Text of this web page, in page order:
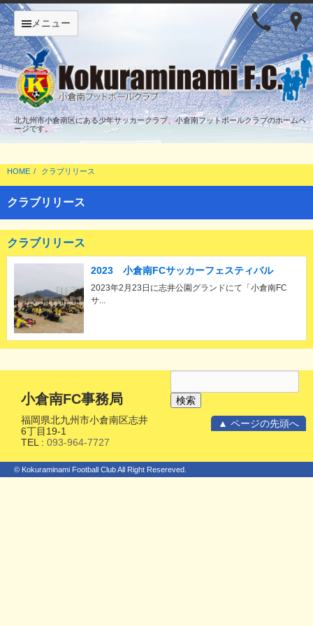
メニュー
北九州市小倉南区にある少年サッカークラブ、小倉南フットボールクラブのホームペ
ージです。
HOME クラブリリース
クラブリリース
クラブリリース
2023 小倉南FCサッカーフェスティバル
2023年2月23日に志井公園グランドにて「小倉南FC
サ...
小倉南FC事務局
福岡県北九州市小倉南区志井
6丁目19-1
TEL : 093-964-7727
▲ ページの先頭へ
© Kokuraminami Football Club All Right Resereved.